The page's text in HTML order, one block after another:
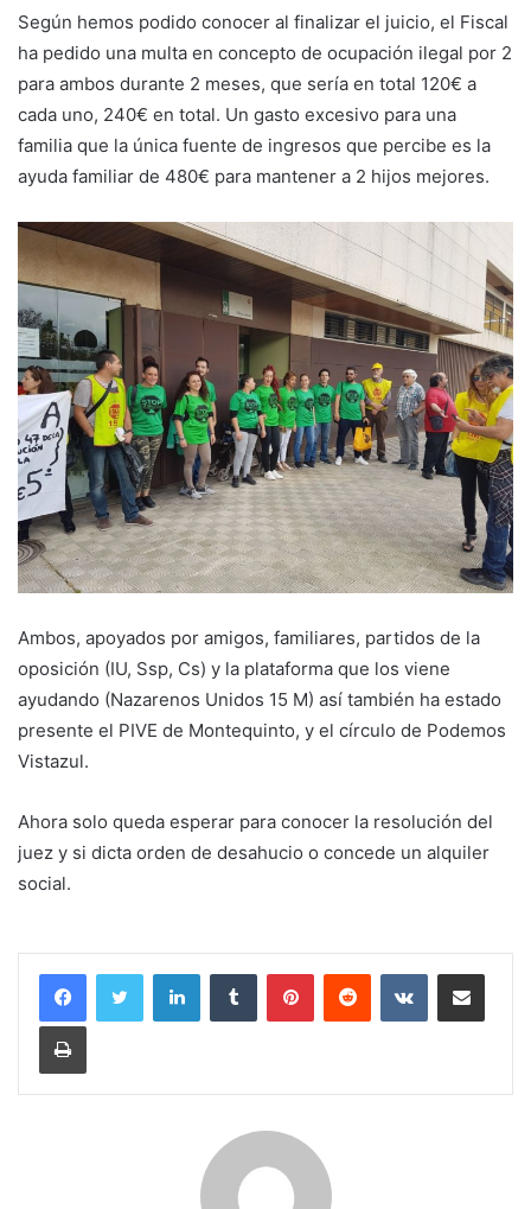
Según hemos podido conocer al finalizar el juicio, el Fiscal
ha pedido una multa en concepto de ocupación ilegal por 2
para ambos durante 2 meses, que sería en total 120€ a
cada uno, 240€ en total. Un gasto excesivo para una
familia que la única fuente de ingresos que percibe es la
ayuda familiar de 480€ para mantener a 2 hijos mejores.
Ambos, apoyados por amigos, familiares, partidos de la
oposición (IU, Ssp, Cs) y la plataforma que los viene
ayudando (Nazarenos Unidos 15 M) así también ha estado
presente el PIVE de Montequinto, y el círculo de Podemos
Vistazul.
Ahora solo queda esperar para conocer la resolución del
juez y si dicta orden de desahucio o concede un alquiler
social.